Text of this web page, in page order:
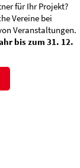
für Ihr Projekt?
Vereine bei
Veranstaltungen.
bis zum 31. 12.